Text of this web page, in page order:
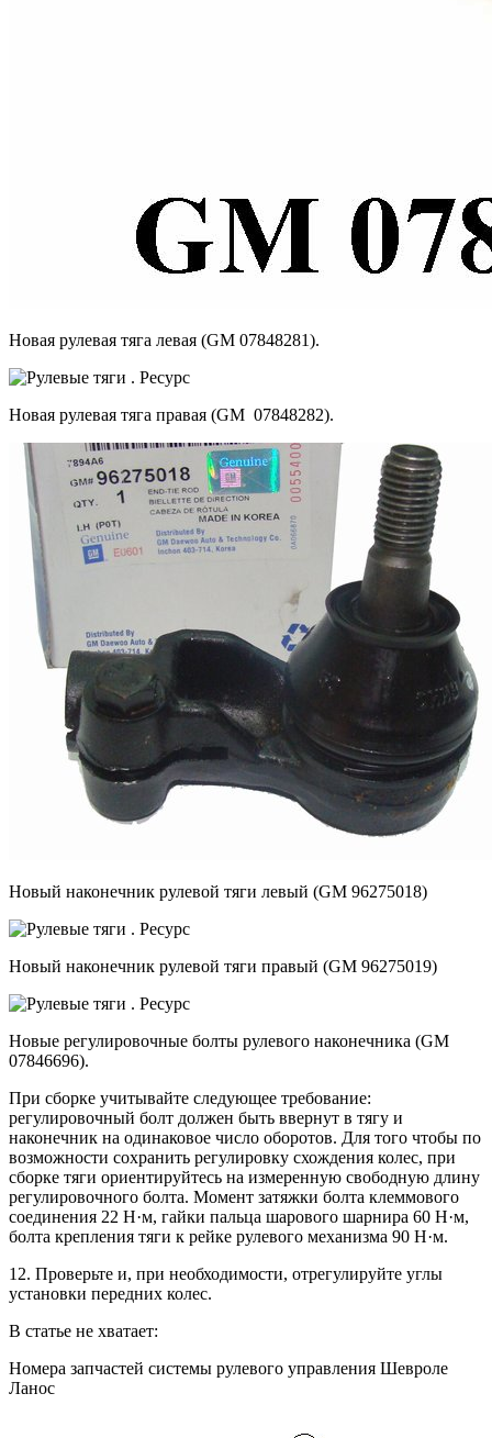
Новая рулевая тяга левая (GM 07848281).
Новая рулевая тяга правая (GM 07848282).
Новый наконечник рулевой тяги левый (GM 96275018)
Новый наконечник рулевой тяги правый (GM 96275019)
Новые регулировочные болты рулевого наконечника (GM
07846696).
При сборке учитывайте следующее требование:
регулировочный болт должен быть ввернут в тягу и
наконечник на одинаковое число оборотов. Для того чтобы по
возможности сохранить регулировку схождения колес, при
сборке тяги ориентируйтесь на измеренную свободную длину
регулировочного болта. Момент затяжки болта клеммового
соединения 22 Н·м, гайки пальца шарового шарнира 60 Н·м,
болта крепления тяги к рейке рулевого механизма 90 Н·м.
12. Проверьте и, при необходимости, отрегулируйте углы
установки передних колес.
В статье не хватает:
Номера запчастей системы рулевого управления Шевроле
Ланос